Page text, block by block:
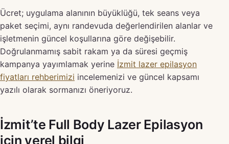
Ücret; uygulama alanının büyüklüğü, tek seans veya
paket seçimi, aynı randevuda değerlendirilen alanlar ve
işletmenin güncel koşullarına göre değişebilir.
Doğrulanmamış sabit rakam ya da süresi geçmiş
kampanya yayımlamak yerine İzmit lazer epilasyon
fiyatları rehberimizi incelemenizi ve güncel kapsamı
yazılı olarak sormanızı öneriyoruz.
İzmit’te Full Body Lazer Epilasyon
için yerel bilgi